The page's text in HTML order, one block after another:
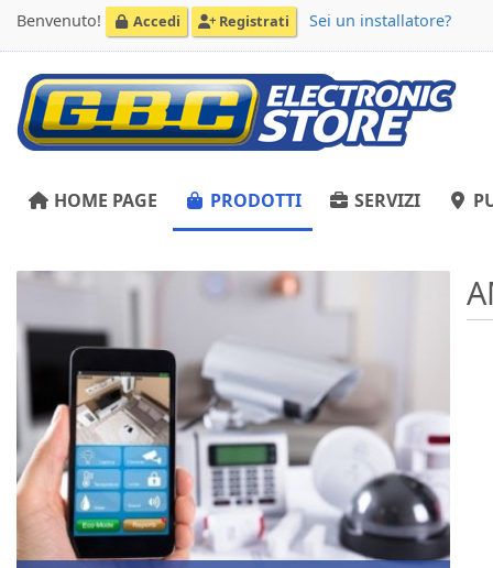
Benvenuto! Accedi Registrati Sei un installatore?
HOME PAGE PRODOTTI SERVIZI